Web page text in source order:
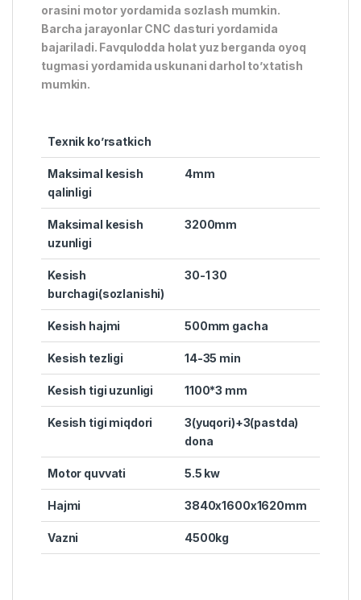
orasini motor yordamida sozlash mumkin.
Barcha jarayonlar CNC dasturi yordamida
bajariladi. Favqulodda holat yuz berganda oyoq
tugmasi yordamida uskunani darhol to’xtatish
mumkin.
Texnik ko’rsatkich
Maksimal kesish
qalinligi
4mm
Maksimal kesish
uzunligi
3200mm
Kesish
burchagi(sozlanishi)
30-1 30
Kesish hajmi 500mm gacha
Kesish tezligi 14-35 min
Kesish tigi uzunligi 1100*3 mm
Kesish tigi miqdori
3(yuqori)+3(pastda)
dona
Motor quvvati 5.5 kw
Hajmi 3840x1600x1620mm
Vazni 4500kg